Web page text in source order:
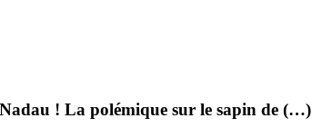
! La polémique sur le sapin de (…)